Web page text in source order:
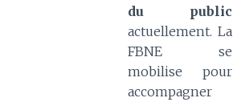
du public
actuellement. La
FBNE se
mobilise pour
accompagner